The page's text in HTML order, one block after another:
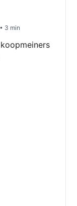
• 3 min